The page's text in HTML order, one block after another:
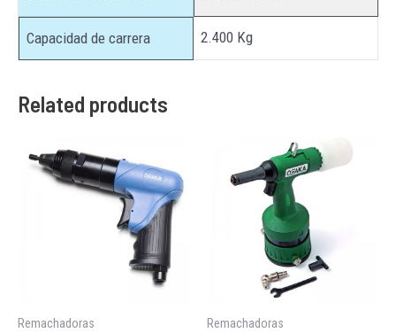
Capacidad de carrera 2.400 Kg
Related products
Remachadoras Remachadoras